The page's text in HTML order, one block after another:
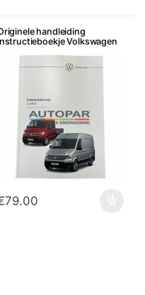
handleiding
Volkswagen
79.00